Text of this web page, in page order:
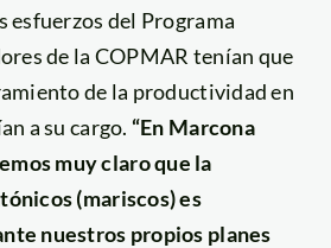
esfuerzos del Programa
de la COPMAR tenían que
de la productividad en
a su cargo. “En Marcona
muy claro que la
(mariscos) es
nuestros propios planes